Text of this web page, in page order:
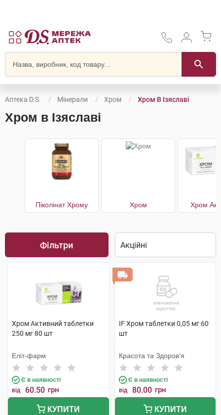
Аптека D.S. Мінерали Хром Хром В Ізяславі
Хром в Ізяславі
Піколінат Хрому Хром Хром
Фільтри
Хром Активний таблетки
250 мг 80 шт
Еліт-фарм
Є в наявності
від 60.50 грн
КУПИТИ
IF Хром таблетки 0,05 мг 60
шт
Красота та Здоров'я
Є в наявності
від 80.00 грн
КУПИТИ